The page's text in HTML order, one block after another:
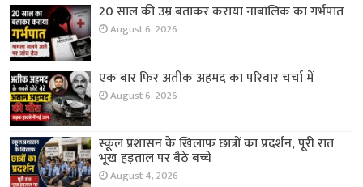
20 साल की उम्र बताकर कराया नाबालिक का गर्भपात
August 6, 2026
एक बार फिर अतीक अहमद का परिवार चर्चा में
August 6, 2026
स्कूल प्रशासन के खिलाफ छात्रों का प्रदर्शन, पूरी रात
भूख हड़ताल पर बैठे बच्चे
August 4, 2026